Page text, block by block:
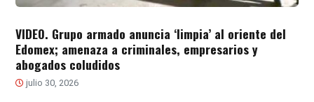
VIDEO. Grupo armado anuncia ‘limpia’ al oriente del
Edomex; amenaza a criminales, empresarios y
abogados coludidos
julio 30, 2026